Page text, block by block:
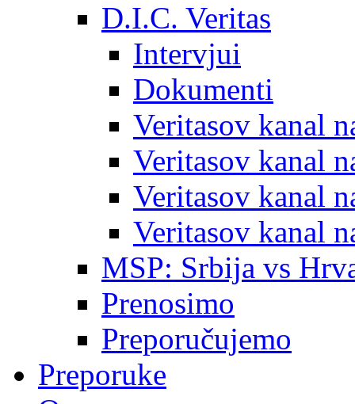
D.I.C. Veritas
Intervjui
Dokumenti
Veritasov kanal
Veritasov kanal
Veritasov kanal
Veritasov kanal
MSP: Srbija vs
Prenosimo
Preporučujemo
Preporuke